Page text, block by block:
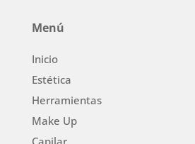
Menú
Inicio
Estética
Herramientas
Make Up
Capilar